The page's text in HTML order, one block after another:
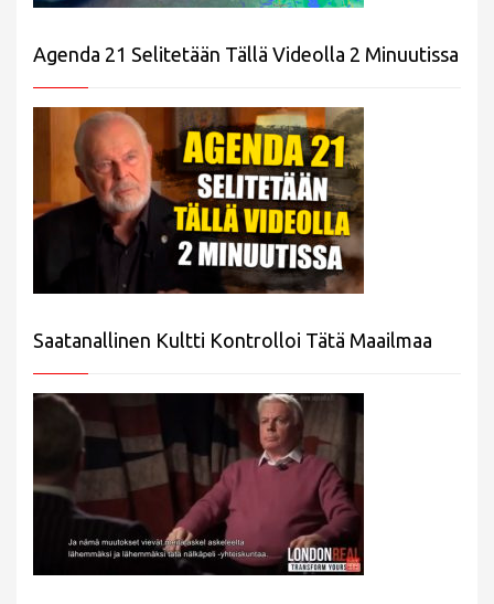
Agenda 21 Selitetään Tällä Videolla 2 Minuutissa
Saatanallinen Kultti Kontrolloi Tätä Maailmaa